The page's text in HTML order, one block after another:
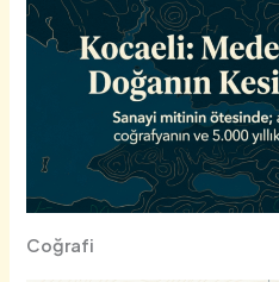
Coğrafi